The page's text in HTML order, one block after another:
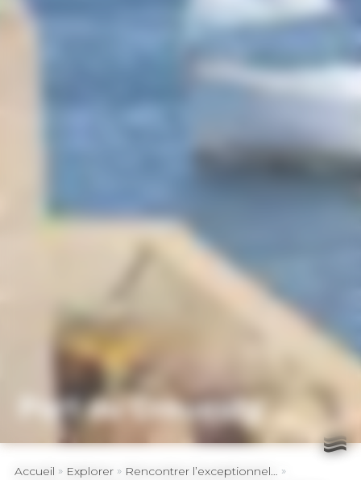
Port du Crouesty
OpenStreetMap contributors
Accueil » Explorer » Rencontrer l’exceptionnel… »